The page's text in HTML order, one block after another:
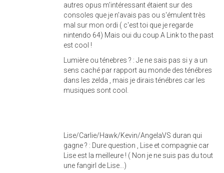
autres opus m'intéressant étaient sur des
consoles que je n'avais pas ou s'émulent très
mal sur mon ordi ( c'est toi que je regarde
nintendo 64) Mais oui du coup A Link to the past
est cool !
Lumière ou ténebres ? : Je ne sais pas si y a un
sens caché par rapport au monde des ténébres
dans les zelda , mais je dirais ténébres car les
musiques sont cool.
Lise/Carlie/Hawk/Kevin/AngelaVS duran qui
gagne ? : Dure question , Lise et compagnie car
Lise est la meilleure ! ( Non je ne suis pas du tout
une fangirl de Lise...)